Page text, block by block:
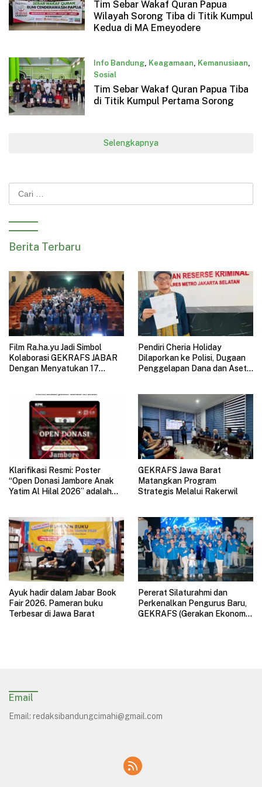
Desember 6, 2024
Tim Sebar Wakaf Quran Papua
Wilayah Sorong Tiba di Titik Kumpul
Kedua di MA Emeyodere
Info Bandung, Keagamaan, Kemanusiaan,
Sosial
Desember 5, 2024
Tim Sebar Wakaf Quran Papua Tiba
di Titik Kumpul Pertama Sorong
Selengkapnya
Berita Terbaru
Film Ra.ha.yu Jadi Simbol
Kolaborasi GEKRAFS JABAR
Dengan Menyatukan 17
Pendiri Cheria Holiday
Dilaporkan ke Polisi, Dugaan
Penggelapan Dana dan Aset
Klarifikasi Resmi: Poster
“Open Donasi Jambore Anak
Yatim Al Hilal 2026” adalah
GEKRAFS Jawa Barat
Matangkan Program
Strategis Melalui Rakerwil
Ayuk hadir dalam Jabar Book
Fair 2026. Pameran buku
Terbesar di Jawa Barat
Pererat Silaturahmi dan
Perkenalkan Pengurus Baru,
GEKRAFS (Gerakan Ekonomi
Email
Email: redaksibandungcimahi@gmail.com